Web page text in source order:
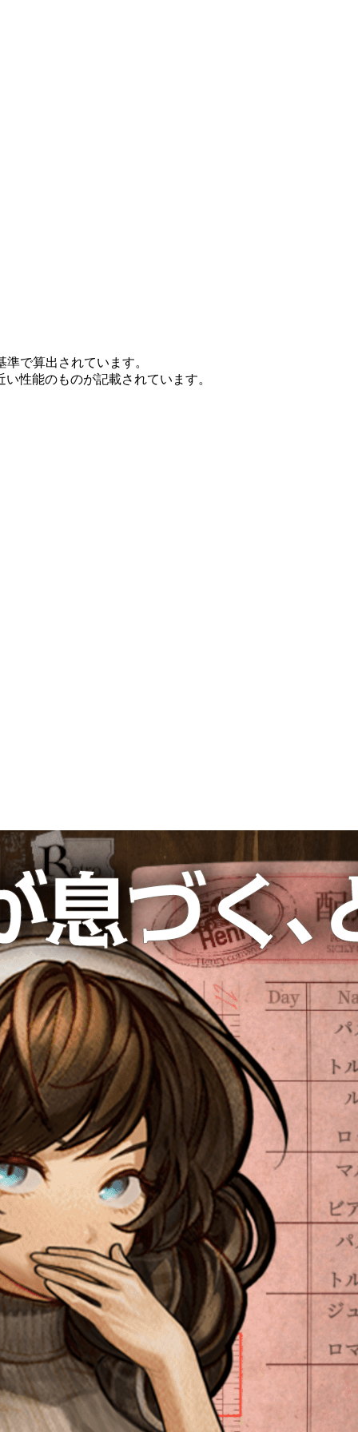
で算出されています。
性能のものが記載されています。